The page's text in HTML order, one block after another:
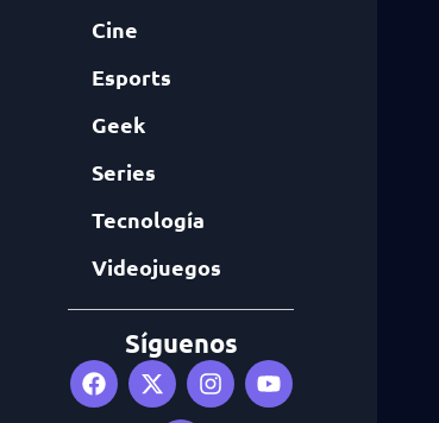
Cine
Esports
Geek
Series
Tecnología
Videojuegos
Síguenos